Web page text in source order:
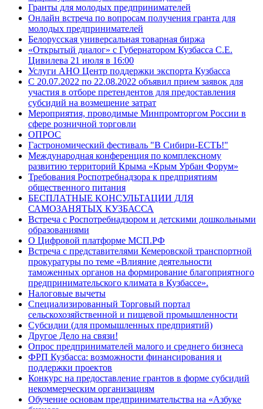
Гранты для молодых предпринимателей
Онлайн встреча по вопросам получения гранта для
молодых предпринимателей
Белорусская универсальная товарная биржа
«Открытый диалог» с Губернатором Кузбасса С.Е.
Цивилева 21 июля в 16:00
Услуги АНО Центр поддержки экспорта Кузбасса
С 20.07.2022 по 22.08.2022 объявил прием заявок для
участия в отборе претендентов для предоставления
субсидий на возмещение затрат
Мероприятия, проводимые Минпромторгом России в
сфере розничной торговли
ОПРОС
Гастрономический фестиваль "В Сибири-ЕСТЬ!"
Международная конференция по комплексному
развитию территорий Крыма «Крым Урбан Форум»
Требования Роспотребнадзора к предприятиям
общественного питания
БЕСПЛАТНЫЕ КОНСУЛЬТАЦИИ ДЛЯ
САМОЗАНЯТЫХ КУЗБАССА
Встреча с Роспотребнадзором и детскими дошкольными
образованиями
О Цифровой платформе МСП.РФ
Встреча с представителями Кемеровской транспортной
прокуратуры по теме «Влияние деятельности
таможенных органов на формирование благоприятного
предпринимательского климата в Кузбассе».
Налоговые вычеты
Специализированный Торговый портал
сельскохозяйственной и пищевой промышленности
Субсидии (для промышленных предприятий)
Другое Дело на связи!
Опрос предпринимателей малого и среднего бизнеса
ФРП Кузбасса: возможности финансирования и
поддержки проектов
Конкурс на предоставление грантов в форме субсидий
некоммерческим организациям
Обучение основам предпринимательства на «Азбуке